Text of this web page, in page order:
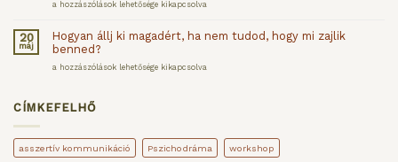
elviselni
–
Amit
a
érdemes
bejegyzéshez
3
érdemes
követned
a
érdekében
a hozzászólások lehetősége kikapcsolva
20
máj
Hogyan állj ki magadért, ha nem tudod, hogy mi zajlik
benned?
Hogyan
magadért,
tudod,
hogy
a hozzászólások lehetősége kikapcsolva
CÍMKEFELHŐ
asszertív kommunikáció Pszichodráma workshop